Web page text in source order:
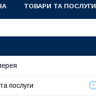
ТОВАРИ ТА ПОСЛУГИ
послуги